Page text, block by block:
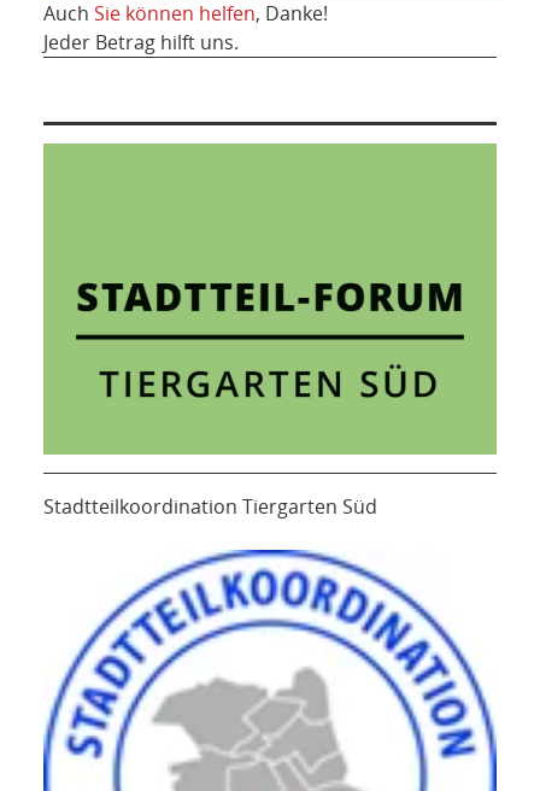
Auch Sie können helfen, Danke!
Jeder Betrag hilft uns.
Stadtteilkoordination Tiergarten Süd